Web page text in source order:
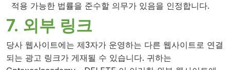
적용 가능한 법률을 준수할 의무가 있음을 인정합니다.
7. 외부 링크
당사 웹사이트에는 제3자가 운영하는 다른 웹사이트로 연결
되는 광고 링크가 게재될 수 있습니다. 귀하는